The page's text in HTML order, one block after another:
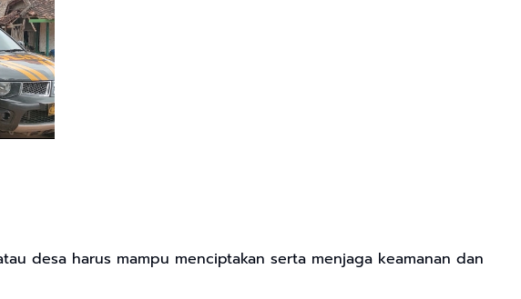
desa harus mampu menciptakan serta menjaga keamanan dan